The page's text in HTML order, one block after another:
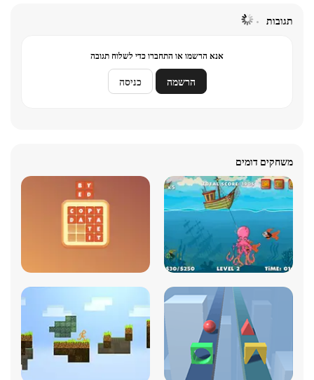
תגובות
אנא הרשמו או התחברו כדי לשלוח תגובה
הרשמה כניסה
משחקים דומים